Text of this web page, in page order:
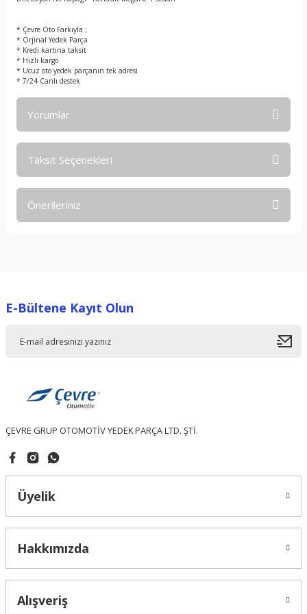
* Çevre Oto Farkıyla ;
* Orjinal Yedek Parça
* Kredi kartına taksit
* Hızlı kargo
* Ucuz oto yedek parçanın tek adresi
* 7/24 Canlı destek
Yorumlar
Taksit Seçenekleri
Önerileriniz
Ürün resmi kalitesiz, bozuk veya görüntülenemiyor.
Bu ürüne benzer farklı alternatifler olmalı.
Gönder
E-Bültene Kayıt Olun
ÇEVRE GRUP OTOMOTİV YEDEK PARÇA LTD. ŞTİ.
Üyelik
Hakkımızda
Alışveriş